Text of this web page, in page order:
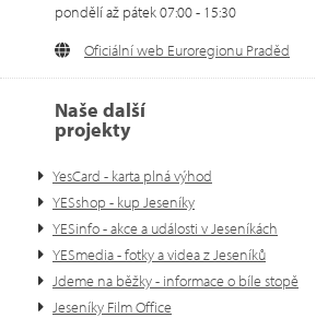
pondělí až pátek 07:00 - 15:30
Oficiální web Euroregionu Praděd
Naše další
projekty
YesCard - karta plná výhod
YESshop - kup Jeseníky
YESinfo - akce a události v Jeseníkách
YESmedia - fotky a videa z Jeseníků
Jdeme na běžky - informace o bíle stopě
Jeseníky Film Office